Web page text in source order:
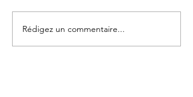
WEBINAIRE #1 Parler
est un Besoin, Ecouter
Rédigez un commentaire...